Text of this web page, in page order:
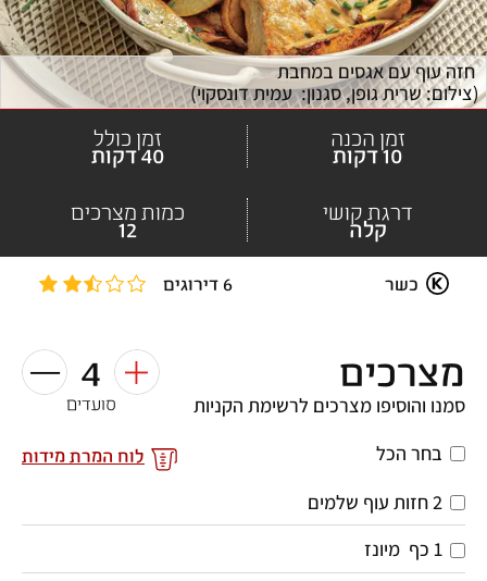
כשר 6 דירוגים
חזה עוף עם אגסים במחבת
(צילום: שרית גופן, סגנון:  עמית דונסקוי)
זמן הכנה
10 דקות
זמן כולל
40 דקות
דרגת קושי
קלה
כמות מצרכים
12
מצרכים 4
סועדים
לוח המרת מידות
סמנו והוסיפו מצרכים לרשימת הקניות
בחר הכל
2חזות עוף שלמים
1 כף
מיונז